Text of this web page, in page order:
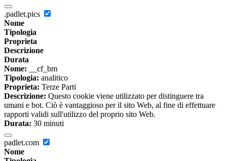
.padlet.pics
Nome
Tipologia
Proprieta
Descrizione
Durata
Nome: __cf_bm
Tipologia: analitico
Proprieta: Terze Parti
Descrizione: Questo cookie viene utilizzato per distinguere tra
umani e bot. Ciò è vantaggioso per il sito Web, al fine di effettuare
rapporti validi sull'utilizzo del proprio sito Web.
Durata: 30 minuti
padlet.com
Nome